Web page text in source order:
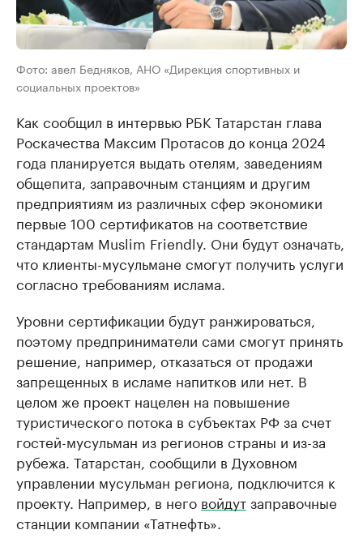
Фото: авел Бедняков, АНО «Дирекция спортивных и
социальных проектов»
Как сообщил в интервью РБК Татарстан глава
Роскачества Максим Протасов до конца 2024
года планируется выдать отелям, заведениям
общепита, заправочным станциям и другим
предприятиям из различных сфер экономики
первые 100 сертификатов на соответствие
стандартам Muslim Friendly. Они будут означать,
что клиенты-мусульмане смогут получить услуги
согласно требованиям ислама.
Уровни сертификации будут ранжироваться,
поэтому предприниматели сами смогут принять
решение, например, отказаться от продажи
запрещенных в исламе напитков или нет. В
целом же проект нацелен на повышение
туристического потока в субъектах РФ за счет
гостей-мусульман из регионов страны и из-за
рубежа. Татарстан, сообщили в Духовном
управлении мусульман региона, подключится к
проекту. Например, в него войдутзаправочные
станции компании «Татнефть».